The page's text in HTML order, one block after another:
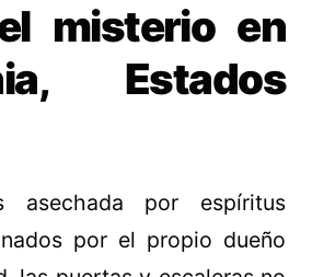
misterio en
Estados
asechada por espíritus
por el propio dueño